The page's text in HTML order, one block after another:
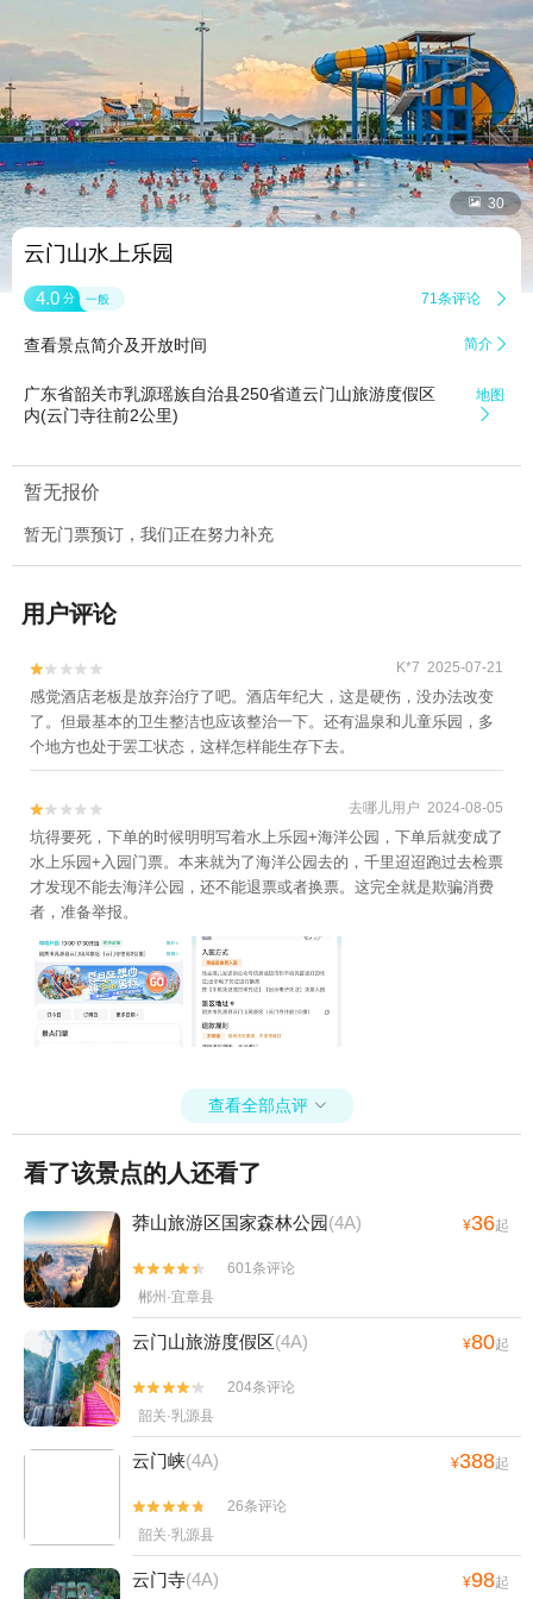
 30
云门山水上乐园
4.0 分 一般 71条评论 
查看景点简介及开放时间 简介 
广东省韶关市乳源瑶族自治县250省道云门山旅游度假区
内(云门寺往前2公里)
地图

暂无报价
暂无门票预订，我们正在努力补充
用户评论

 K*7 2025-07-21
感觉酒店老板是放弃治疗了吧。酒店年纪大，这是硬伤，没办法改变
了。但最基本的卫生整洁也应该整治一下。还有温泉和儿童乐园，多
个地方也处于罢工状态，这样怎样能生存下去。

 去哪儿用户 2024-08-05
坑得要死，下单的时候明明写着水上乐园+海洋公园，下单后就变成了
水上乐园+入园门票。本来就为了海洋公园去的，千里迢迢跑过去检票
才发现不能去海洋公园，还不能退票或者换票。这完全就是欺骗消费
者，准备举报。
查看全部点评 
看了该景点的人还看了
莽山旅游区国家森林公园(4A) ¥36起


601条评论
郴州·宜章县
云门山旅游度假区(4A) ¥80起


204条评论
韶关·乳源县
云门峡(4A) ¥388起


26条评论
韶关·乳源县
云门寺(4A) ¥98起